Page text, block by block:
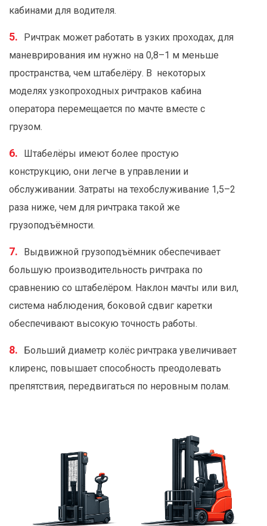
кабинами для водителя.
Ричтрак может работать в узких проходах, для
маневрирования им нужно на 0,8–1 м меньше
пространства, чем штабелёру. В некоторых
моделях узкопроходных ричтраков кабина
оператора перемещается по мачте вместе с
грузом.
Штабелёры имеют более простую
конструкцию, они легче в управлении и
обслуживании. Затраты на техобслуживание 1,5–2
раза ниже, чем для ричтрака такой же
грузоподъёмности.
Выдвижной грузоподъёмник обеспечивает
большую производительность ричтрака по
сравнению со штабелёром. Наклон мачты или вил,
система наблюдения, боковой сдвиг каретки
обеспечивают высокую точность работы.
Больший диаметр колёс ричтрака увеличивает
клиренс, повышает способность преодолевать
препятствия, передвигаться по неровным полам.